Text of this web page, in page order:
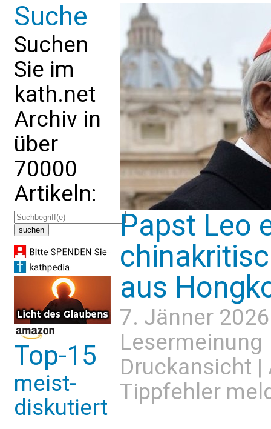
Suche
Suchen
Sie im
kath.net
Archiv in
über
70000
Artikeln:
Top-15
meist-
diskutiert
Papst Leo
aus
7. Jänner
Lesermeinung
Druckansicht |
Tippfehler